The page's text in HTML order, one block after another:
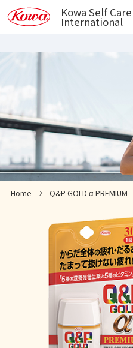
Kowa Self Care
International
Home Q&P GOLD α PREMIUM